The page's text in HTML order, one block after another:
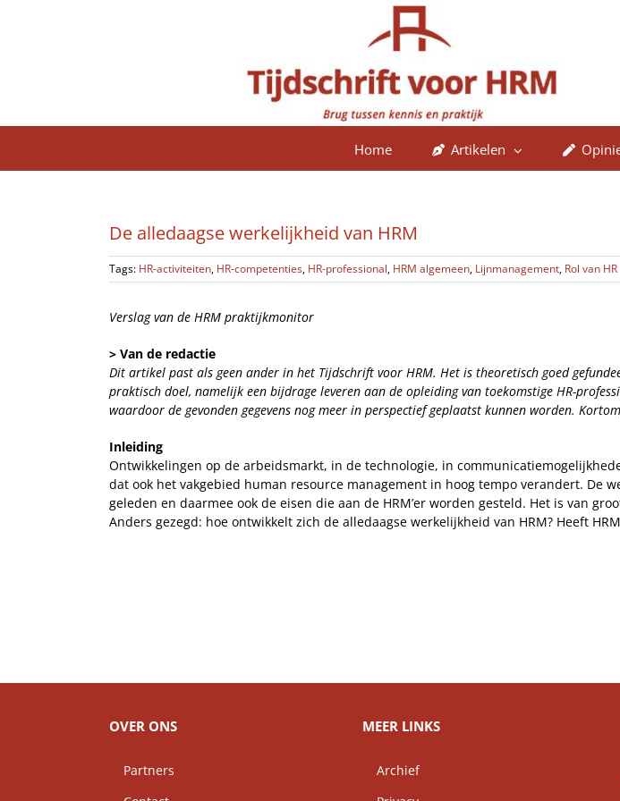
Home Artikelen
De alledaagse werkelijkheid van HRM
Tags: HR-activiteiten, HR-competenties, HR-professional, HRM algemeen, Lijnmanagement, Rol van HR
Verslag van de HRM praktijkmonitor
> Van de redactie
Dit artikel past als geen ander in het Tijdschrift voor HRM. Het is theoretisch goed
praktisch doel, namelijk een bijdrage leveren aan de opleiding van toekomstige HR-
waardoor de gevonden gegevens nog meer in perspectief geplaatst kunnen worden.
Inleiding
Ontwikkelingen op de arbeidsmarkt, in de technologie, in
dat ook het vakgebied human resource management in hoog tempo verandert. De
geleden en daarmee ook de eisen die aan de HRM’er worden gesteld. Het is van
Anders gezegd: hoe ontwikkelt zich de alledaagse werkelijkheid van HRM? Heeft
OVER ONS
Partners
MEER LINKS
Archief